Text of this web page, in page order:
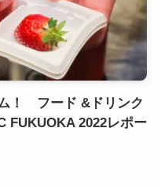
！ フード &ドリンク
FUKUOKA 2022レポー